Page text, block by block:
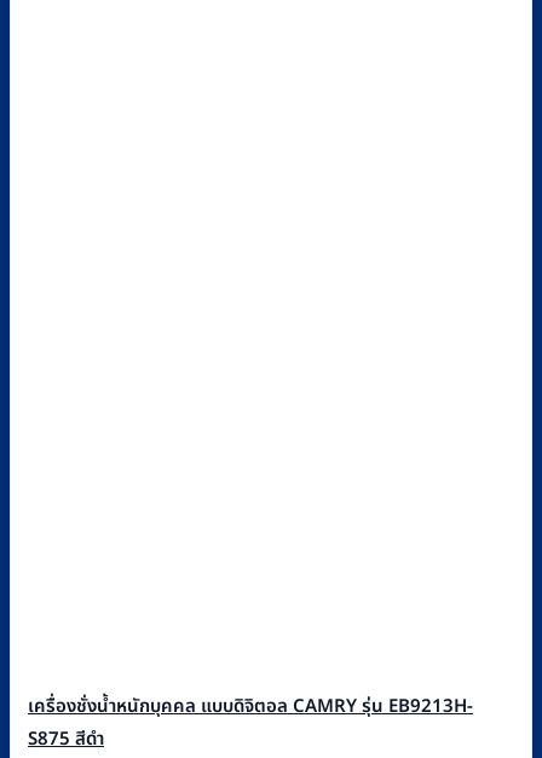
เครื่องชั่งน้ำหนักบุคคล แบบดิจิตอล CAMRY รุ่น EB9213H-
S875 สีดำ